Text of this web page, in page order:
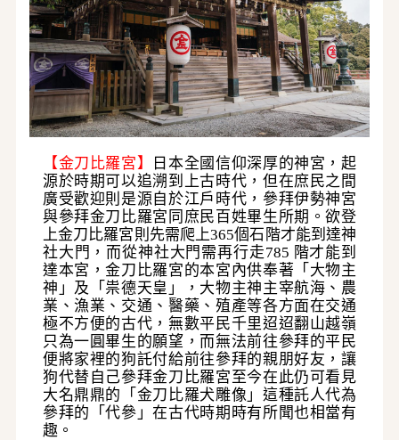
【金刀比羅宮】
日本全國信仰深厚的神宮，起
源於時期可以追溯到上古時代，但在庶民之間
廣受歡迎則 是源自於江戶時代，參拜伊勢神宮
與參拜金刀比羅宮同庶民百姓畢生所期。欲登
上金刀比羅宮則先需爬上365個石階才能到達神
社大門，而從神社大門需再行走785 階才能到
達本宮，金刀比羅宮的本宮內供奉著「大物主
神」及「祟德天皇」，大物主神主宰航海、農
業、漁業、交通、醫藥、殖產等各方面在交通
極不方便的古代，無數平民千里迢迢翻山越嶺
只為一圓畢生的願望，而無法前往參拜的平民
便將家裡的狗託付給前往參拜的親朋好友，讓
狗代替自己參拜金刀比羅宮至今在此仍可看見
大名鼎鼎的「金刀比羅犬雕像」這種託人代為
參拜的「代參」在古代時期時有所聞也相當有
趣。